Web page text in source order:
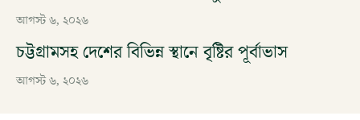
আগস্ট ৬, ২০২৬
চট্টগ্রামসহ দেশের বিভিন্ন স্থানে বৃষ্টির পূর্বাভাস
আগস্ট ৬, ২০২৬